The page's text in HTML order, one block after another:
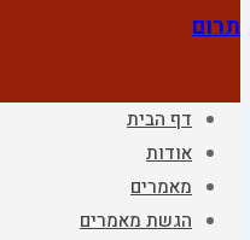
תרום
דף הבית
אודות
מאמרים
הגשת מאמרים